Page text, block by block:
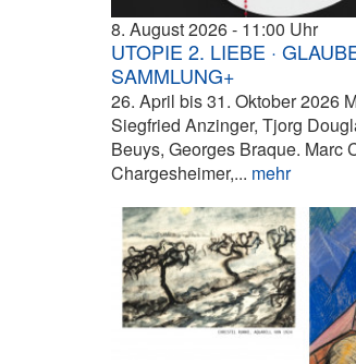
8. August 2026 11:00
UTOPIE 2. LIEBE ·
SAMMLUNG+
26. April bis 31. Oktober 2026
Siegfried Anzinger, Tjorg
Beuys, Georges Braque. Marc
Chargesheimer,... mehr